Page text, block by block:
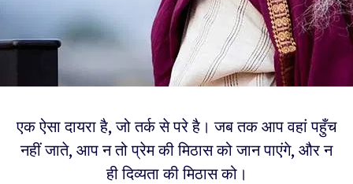
एक ऐसा दायरा है, जो तर्क से परे है। जब तक आप वहां पहुँच
नहीं जाते, आप न तो प्रेम की मिठास को जान पाएंगे, और न
ही दिव्यता की मिठास को।